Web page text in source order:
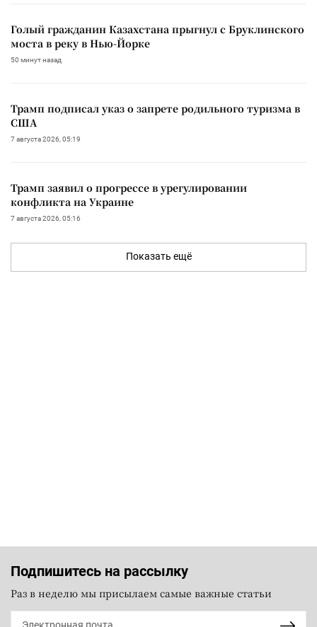
Голый гражданин Казахстана прыгнул с Бруклинского
моста в реку в Нью-Йорке
50 минут назад
Трамп подписал указ о запрете родильного туризма в
США
7 августа 2026, 05:19
Трамп заявил о прогрессе в урегулировании
конфликта на Украине
7 августа 2026, 05:16
Показать ещё
Подпишитесь на рассылку
Раз в неделю мы присылаем самые важные статьи